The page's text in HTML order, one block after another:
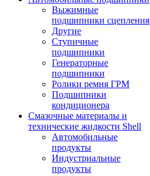
Выжимные
подшипники сцепления
Другие
Ступичные
подшипники
Генераторные
подшипники
Ролики ремня ГРМ
Подшипники
кондиционера
Смазочные материалы и
технические жидкости Shell
Автомобильные
продукты
Индустриальные
продукты